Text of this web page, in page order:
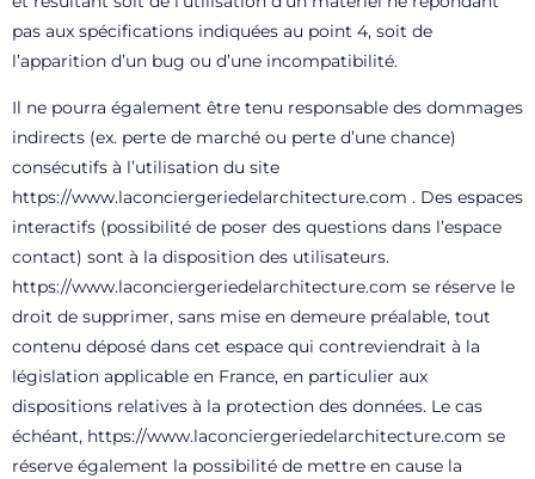
pas aux spécifications indiquées au point 4, soit de
l’apparition d’un bug ou d’une incompatibilité.
Il ne pourra également être tenu responsable des dommages
indirects (ex. perte de marché ou perte d’une chance)
consécutifs à l’utilisation du site
https://www.laconciergeriedelarchitecture.com . Des espaces
interactifs (possibilité de poser des questions dans l’espace
contact) sont à la disposition des utilisateurs.
https://www.laconciergeriedelarchitecture.com se réserve le
droit de supprimer, sans mise en demeure préalable, tout
contenu déposé dans cet espace qui contreviendrait à la
législation applicable en France, en particulier aux
dispositions relatives à la protection des données. Le cas
échéant, https://www.laconciergeriedelarchitecture.com se
réserve également la possibilité de mettre en cause la